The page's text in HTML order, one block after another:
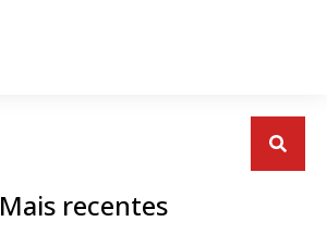
Mais recentes